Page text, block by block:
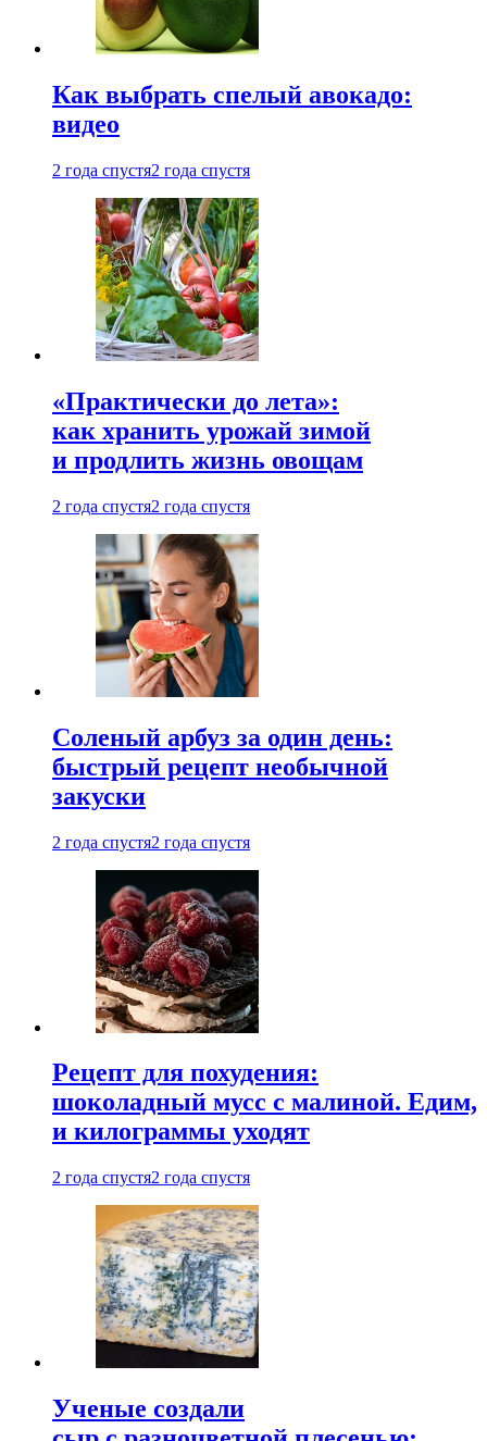
Как выбрать спелый авокадо:
видео
2 года спустя2 года спустя
«Практически до лета»:
как хранить урожай зимой
и продлить жизнь овощам
2 года спустя2 года спустя
Соленый арбуз за один день:
быстрый рецепт необычной
закуски
2 года спустя2 года спустя
Рецепт для похудения:
шоколадный мусс с малиной. Едим,
и килограммы уходят
2 года спустя2 года спустя
Ученые создали